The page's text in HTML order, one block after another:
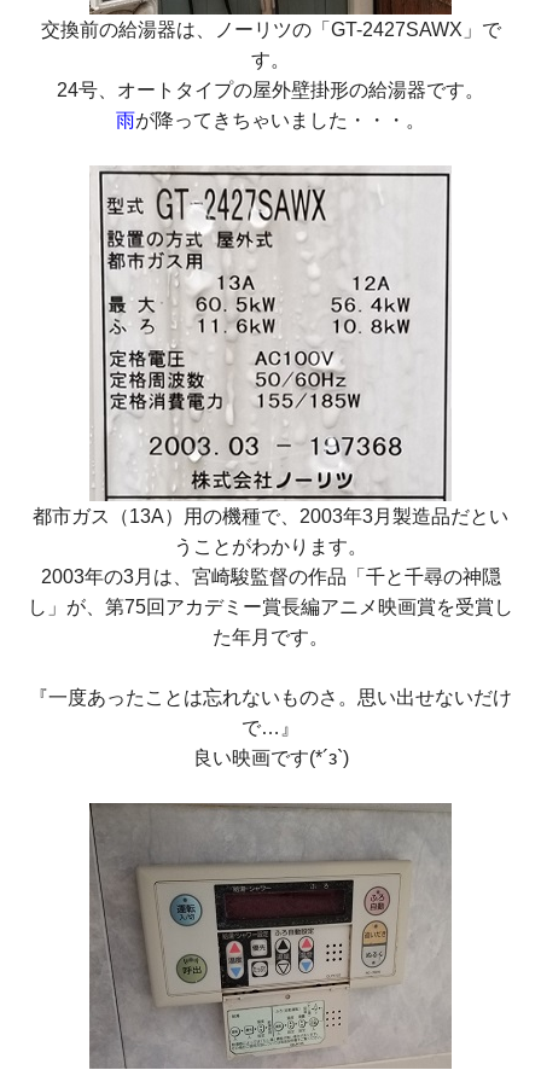
交換前の給湯器は、ノーリツの「GT-2427SAWX」 で
す。
24号、オートタイプの屋外壁掛形の給湯器です。
雨が降ってきちゃいました・・・。
都市ガス（13A）用の機種で、2003年3月製造品だとい
うことがわかります。
2003年の3月は、宮崎駿監督の作品「千と千尋の神隠
し」が、第75回アカデミー賞長編アニメ映画賞を受賞し
た年月です。
『一度あったことは忘れないものさ。思い出せないだけ
で…』
良い映画です(*´з`)